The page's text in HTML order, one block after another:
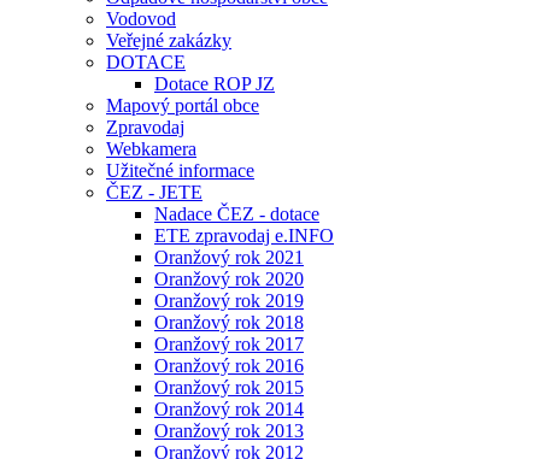
Vodovod
Veřejné zakázky
DOTACE
Dotace ROP JZ
Mapový portál obce
Zpravodaj
Webkamera
Užitečné informace
ČEZ - JETE
Nadace ČEZ - dotace
ETE zpravodaj e.INFO
Oranžový rok 2021
Oranžový rok 2020
Oranžový rok 2019
Oranžový rok 2018
Oranžový rok 2017
Oranžový rok 2016
Oranžový rok 2015
Oranžový rok 2014
Oranžový rok 2013
Oranžový rok 2012